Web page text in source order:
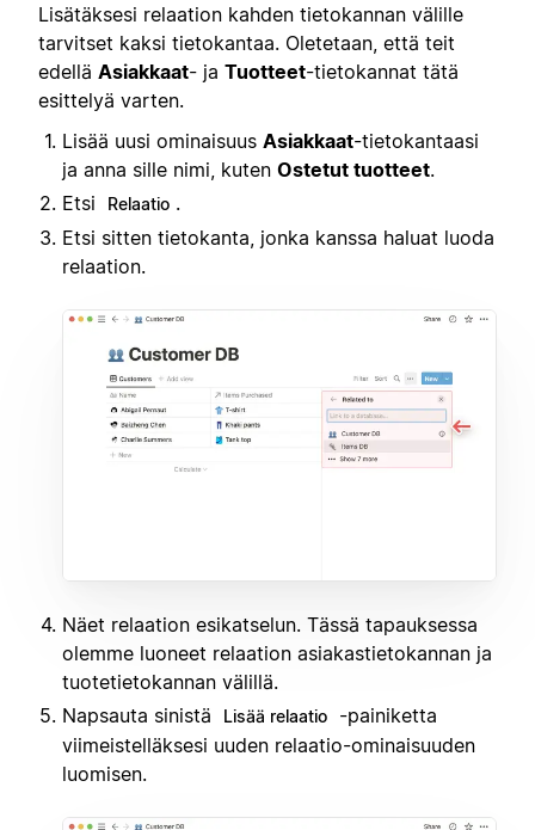
Lisätäksesi relaation kahden tietokannan välille
tarvitset kaksi tietokantaa. Oletetaan, että teit
edellä Asiakkaat- ja Tuotteet-tietokannat tätä
esittelyä varten.
Lisää uusi ominaisuus Asiakkaat-tietokantaasi
ja anna sille nimi, kuten Ostetut tuotteet.
Etsi
Relaatio .
Etsi sitten tietokanta, jonka kanssa haluat luoda
relaation.
Näet relaation esikatselun. Tässä tapauksessa
olemme luoneet relaation asiakastietokannan ja
tuotetietokannan välillä.
Napsauta sinistä
Lisää relaatio
-painiketta
viimeistelläksesi uuden relaatio-ominaisuuden
luomisen.